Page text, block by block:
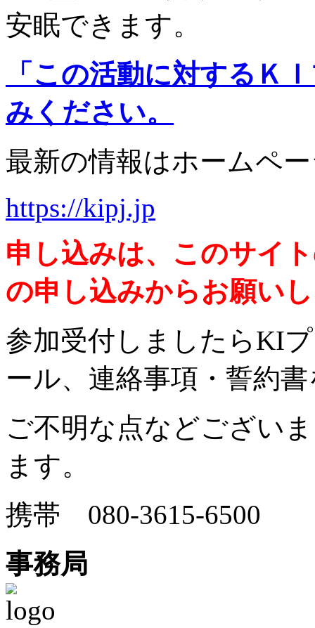
安眠できます。
「この活動に対するＫ
みください。
最新の情報はホームペ
https://kipj.jp
申し込みは、このサイ
の申し込みからお願い
参加受付しましたらKI
ール、連絡事項・誓約
ご不明な点などござい
ます。
携帯 080-3615-6500
事務局